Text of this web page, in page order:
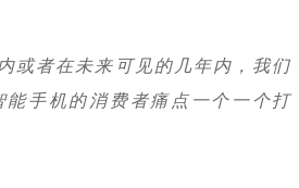
或者在未来可见的几年内，我们
手机的消费者痛点一个一个打